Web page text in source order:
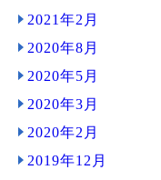
2021年2月
2020年8月
2020年5月
2020年3月
2020年2月
2019年12月